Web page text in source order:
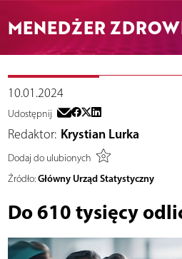
MENEDŻER
10.01.2024
Udostępnij
Redaktor: Krystian Lurka
Dodaj do ulubionych
Źródło: Główny Urząd Statystyczny
Do 610 tysięcy